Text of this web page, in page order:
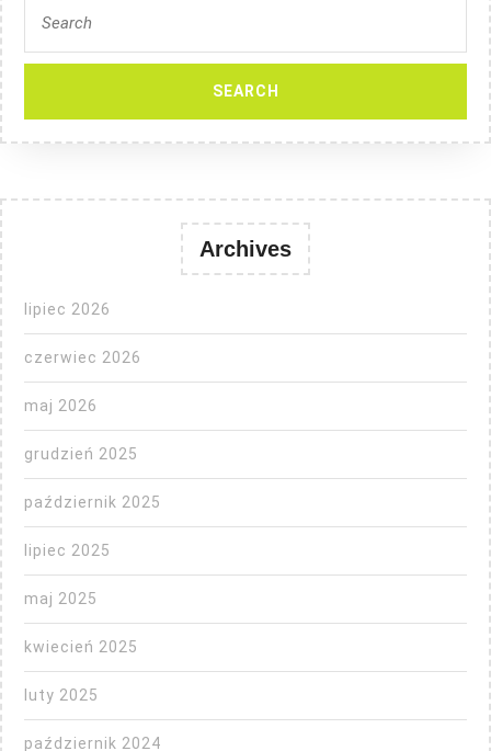
for:
Archives
lipiec 2026
czerwiec 2026
maj 2026
grudzień 2025
październik 2025
lipiec 2025
maj 2025
kwiecień 2025
luty 2025
październik 2024